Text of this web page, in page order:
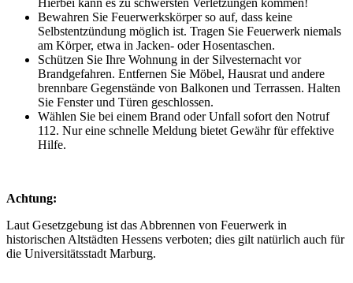
Bewahren Sie Feuerwerkskörper so auf, dass keine
Selbstentzündung möglich ist. Tragen Sie Feuerwerk niemals
am Körper, etwa in Jacken- oder Hosentaschen.
Schützen Sie Ihre Wohnung in der Silvesternacht vor
Brandgefahren. Entfernen Sie Möbel, Hausrat und andere
brennbare Gegenstände von Balkonen und Terrassen. Halten
Sie Fenster und Türen geschlossen.
Wählen Sie bei einem Brand oder Unfall sofort den Notruf
112. Nur eine schnelle Meldung bietet Gewähr für effektive
Hilfe.
Achtung:
Laut Gesetzgebung ist das Abbrennen von Feuerwerk in
historischen Altstädten Hessens verboten; dies gilt natürlich auch für
die Universitätsstadt Marburg.